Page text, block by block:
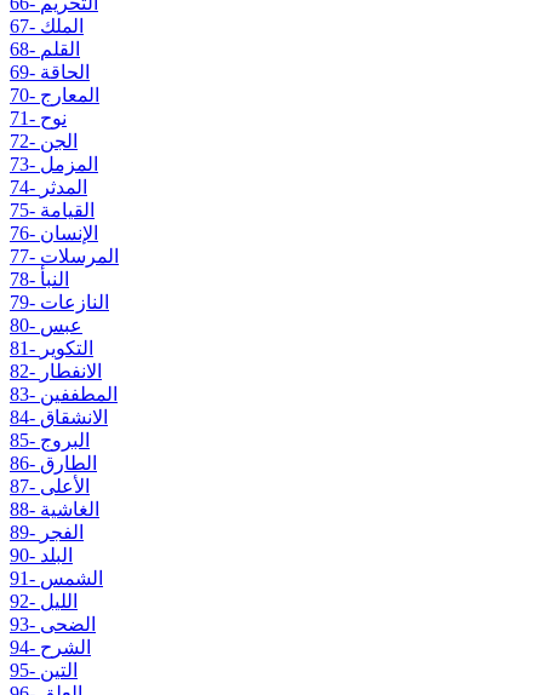
67- الملك
68- القلم
69- الحاقة
70- المعارج
71- نوح
72- الجن
73- المزمل
74- المدثر
75- القيامة
76- الإنسان
77- المرسلات
78- النبأ
79- النازعات
80- عبس
81- التكوير
82- الانفطار
83- المطففين
84- الانشقاق
85- البروج
86- الطارق
87- الأعلى
88- الغاشية
89- الفجر
90- البلد
91- الشمس
92- الليل
93- الضحى
94- الشرح
95- التين